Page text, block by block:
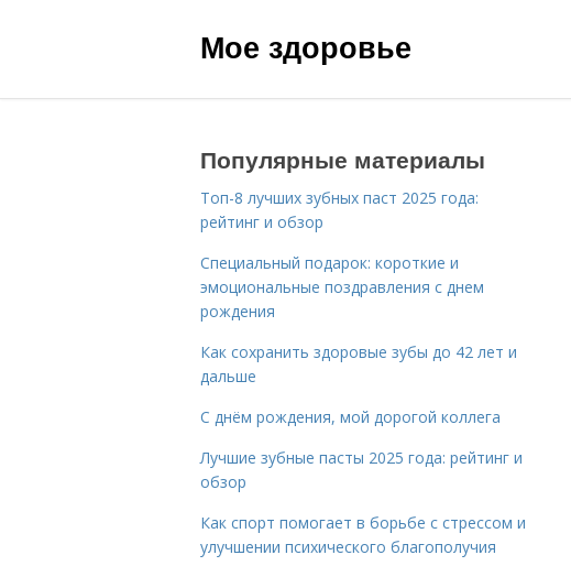
Мое здоровье
Популярные материалы
Топ-8 лучших зубных паст 2025 года:
рейтинг и обзор
Специальный подарок: короткие и
эмоциональные поздравления с днем
рождения
Как сохранить здоровые зубы до 42 лет и
дальше
С днём рождения, мой дорогой коллега
Лучшие зубные пасты 2025 года: рейтинг и
обзор
Как спорт помогает в борьбе с стрессом и
улучшении психического благополучия